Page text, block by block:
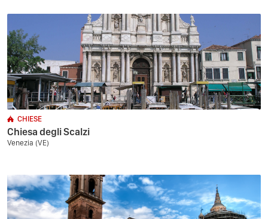
CHIESE
Chiesa degli Scalzi
Venezia (VE)